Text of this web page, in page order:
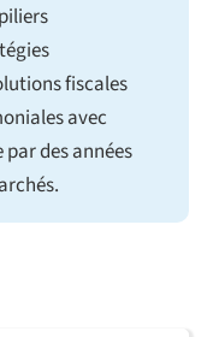
fiscales
avec
des années